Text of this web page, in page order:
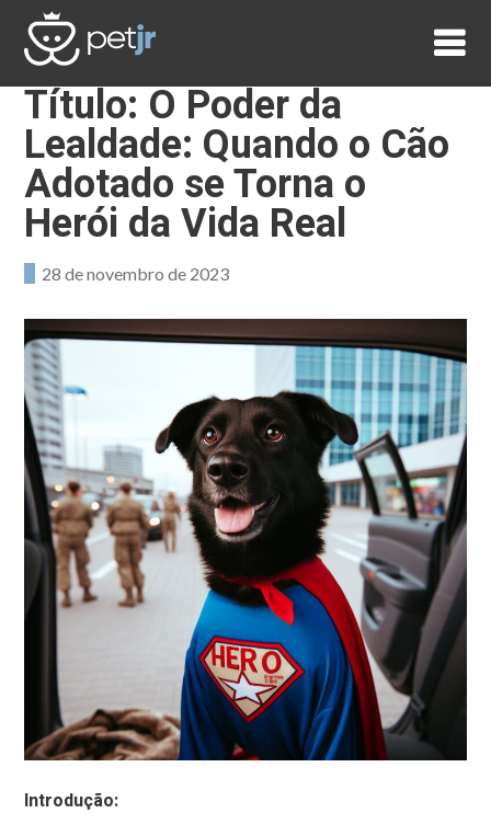
content
Título: O Poder da
Lealdade: Quando o Cão
Adotado se Torna o
Herói da Vida Real
28 de novembro de 2023
Introdução: